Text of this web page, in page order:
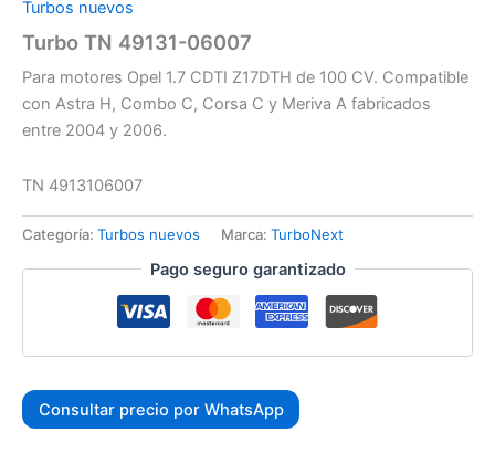
Turbos nuevos
Turbo TN 49131-06007
Para motores Opel 1.7 CDTI Z17DTH de 100 CV. Compatible
con Astra H, Combo C, Corsa C y Meriva A fabricados
entre 2004 y 2006.
TN 4913106007
Categoría: Turbos nuevos Marca: TurboNext
Pago seguro garantizado
Consultar precio por WhatsApp